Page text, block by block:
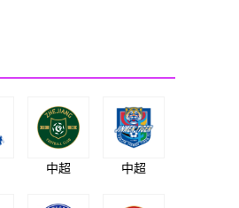
中超 中超